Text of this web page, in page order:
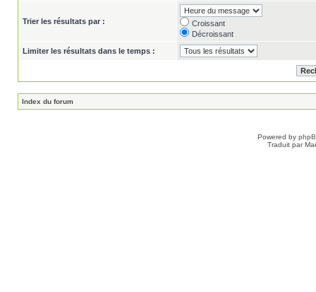
Trier les résultats par :
Croissant
Décroissant
Limiter les résultats dans le temps :
Index du forum
Powered by
Traduit par